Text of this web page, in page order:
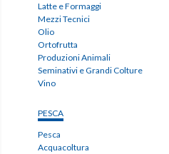
Latte e Formaggi
Mezzi Tecnici
Olio
Ortofrutta
Produzioni Animali
Seminativi e Grandi Colture
Vino
PESCA
Pesca
Acquacoltura